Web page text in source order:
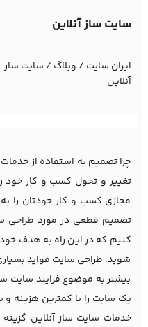
سایت ساز آنلاین
ایران سایت / وبلاگ / سایت ساز
آنلاین
چرا تصمیم به استفاده از
تغییر و تحول کسب و کار خود
مجازی کسب و کار خودتان را
تصمیم قطعی در مورد طراحی
کنیم که در این راه به هدف
شوید. طراحی سایت فواید
بیشتر به موضوع فرایند سایت
یک سایت را با کمترین هزینه و
خدمات سایت ساز آنلاین